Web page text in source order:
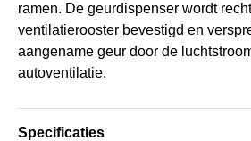
ramen. De geurdispenser wordt
ventilatierooster bevestigd en
aangename geur door de
autoventilatie.
Specificaties